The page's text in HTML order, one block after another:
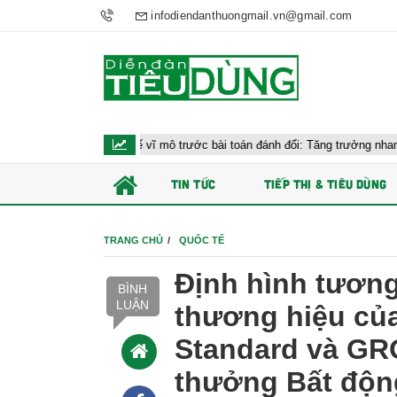
infodiendanthuongmail.vn@gmail.com
hành kinh tế vĩ mô trước bài toán đánh đổi: Tăng trưởng nhanh và ổn định
TIN TỨC TIẾP THỊ & TIÊU DÙNG
TRANG CHỦ QUỐC TẾ
BÌNH
LUẬN
Định hình
thương hiệu
Standard và
thưởng Bất